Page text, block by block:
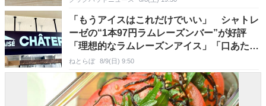
「もうアイスはこれだけでいい」 シャトレ
ーゼの“1本97円ラムレーズンバー”が好評
「理想的なラムレーズンアイス」「口あたり
が最高」の声
ねとらぼ 8/9(日) 9:50